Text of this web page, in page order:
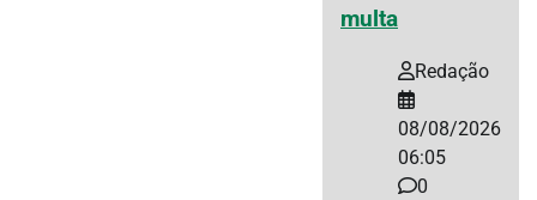
multa
Redação
08/08/2026
06:05
0